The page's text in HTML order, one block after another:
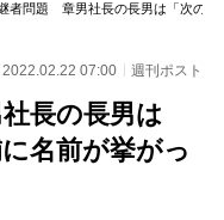
者問題 章男社長の長男は「次の
2022.02.22 07:00 週刊ポスト
長の長男は
名前が挙がっ